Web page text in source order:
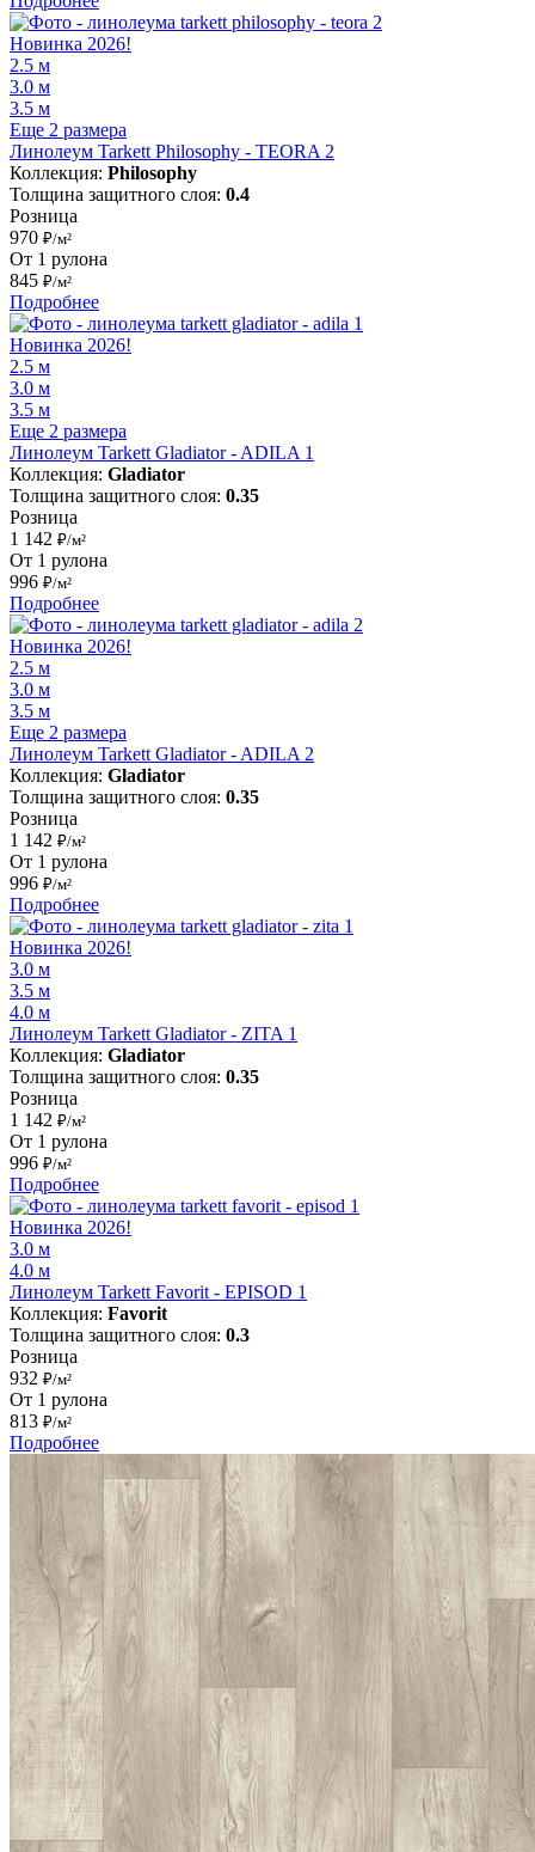
Новинка 2026!
2.5 м
3.0 м
3.5 м
Еще 2 размера
Линолеум Tarkett Philosophy - TEORA 2
Коллекция: Philosophy
Толщина защитного слоя: 0.4
Розница
970 ₽/м²
От 1 рулона
845 ₽/м²
Подробнее
Новинка 2026!
2.5 м
3.0 м
3.5 м
Еще 2 размера
Линолеум Tarkett Gladiator - ADILA 1
Коллекция: Gladiator
Толщина защитного слоя: 0.35
Розница
1 142 ₽/м²
От 1 рулона
996 ₽/м²
Подробнее
Новинка 2026!
2.5 м
3.0 м
3.5 м
Еще 2 размера
Линолеум Tarkett Gladiator - ADILA 2
Коллекция: Gladiator
Толщина защитного слоя: 0.35
Розница
1 142 ₽/м²
От 1 рулона
996 ₽/м²
Подробнее
Новинка 2026!
3.0 м
3.5 м
4.0 м
Линолеум Tarkett Gladiator - ZITA 1
Коллекция: Gladiator
Толщина защитного слоя: 0.35
Розница
1 142 ₽/м²
От 1 рулона
996 ₽/м²
Подробнее
Новинка 2026!
3.0 м
4.0 м
Линолеум Tarkett Favorit - EPISOD 1
Коллекция: Favorit
Толщина защитного слоя: 0.3
Розница
932 ₽/м²
От 1 рулона
813 ₽/м²
Подробнее